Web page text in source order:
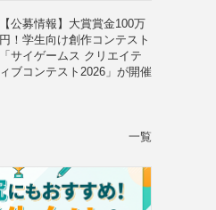
【公募情報】大賞賞金100万
円！学生向け創作コンテスト
「サイゲームス クリエイテ
ィブコンテスト2026」が開催
一覧